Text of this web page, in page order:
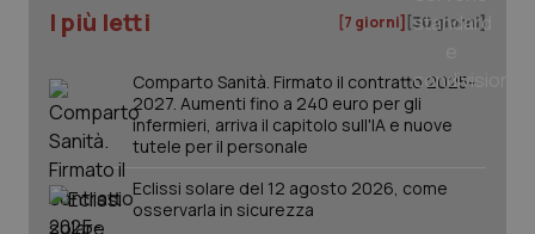
I più letti [7 giorni] [30 giorni]
Comparto Sanità. Firmato il contratto 2025-
2027. Aumenti fino a 240 euro per gli
infermieri, arriva il capitolo sull'IA e nuove
tutele per il personale
Eclissi solare del 12 agosto 2026, come
osservarla in sicurezza
tracking-sites-ironfish-
session-id